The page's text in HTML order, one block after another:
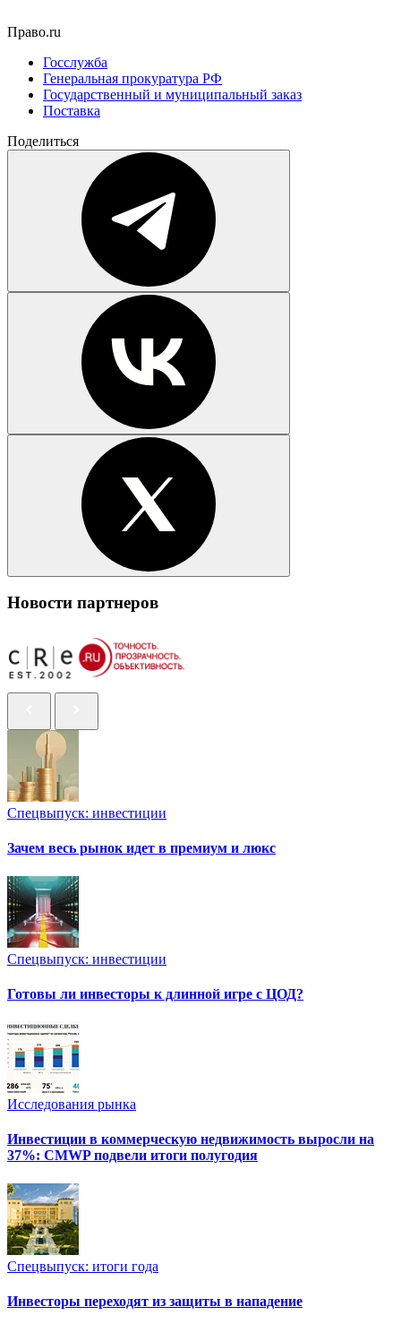
Право.ru
Госслужба
Генеральная прокуратура РФ
Государственный и муниципальный заказ
Поставка
Поделиться
Новости партнеров
Спецвыпуск: инвестиции
Зачем весь рынок идет в премиум и люкс
Спецвыпуск: инвестиции
Готовы ли инвесторы к длинной игре с ЦОД?
Исследования рынка
Инвестиции в коммерческую недвижимость выросли на
37%: CMWP подвели итоги полугодия
Спецвыпуск: итоги года
Инвесторы переходят из защиты в нападение